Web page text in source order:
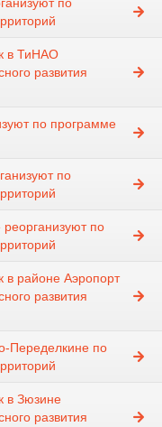
в ТиНАО
развития
по программе
по
по
в районе Аэропорт
развития
Переделкине по
в Зюзине
развития